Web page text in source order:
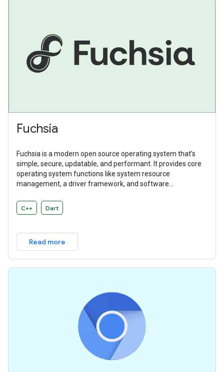
Fuchsia
Fuchsia is a modern open source operating system that’s
simple, secure, updatable, and performant. It provides core
operating system functions like system resource
management, a driver framework, and software
designed to power a diverse ecosystem of hardware and
software.
C++ Dart
Read more